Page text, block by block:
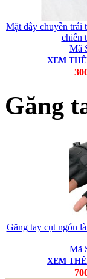
Mặt dây chuyền trái
chiến
Mã
XEM
Găng
Găng tay cụt ngón
Mã
XEM